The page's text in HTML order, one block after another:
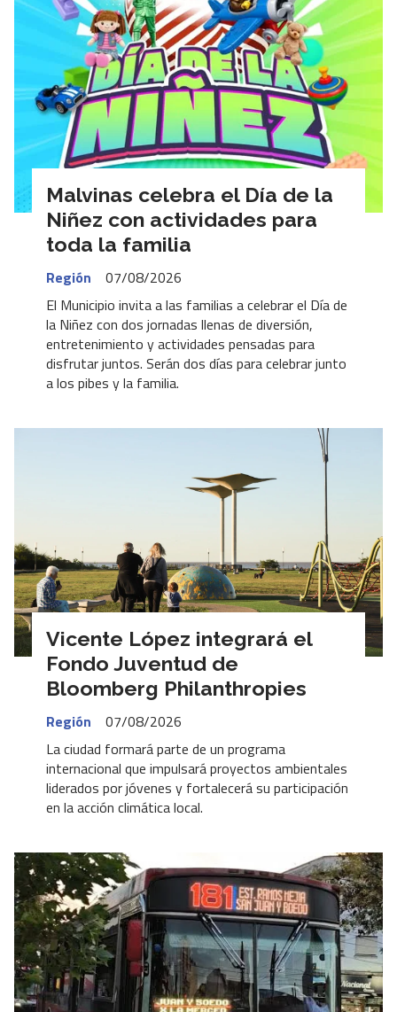
Malvinas celebra el Día de la
Niñez con actividades para
toda la familia
Región
07/08/2026
El Municipio invita a las familias a celebrar el Día de
la Niñez con dos jornadas llenas de diversión,
entretenimiento y actividades pensadas para
disfrutar juntos. Serán dos días para celebrar junto
a los pibes y la familia.
Vicente López integrará el
Fondo Juventud de
Bloomberg Philanthropies
Región
07/08/2026
La ciudad formará parte de un programa
internacional que impulsará proyectos ambientales
liderados por jóvenes y fortalecerá su participación
en la acción climática local.